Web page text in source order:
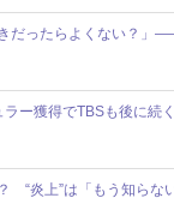
だったらよくない？」
ー獲得でTBSも後に続
“炎上”は「もう知らな